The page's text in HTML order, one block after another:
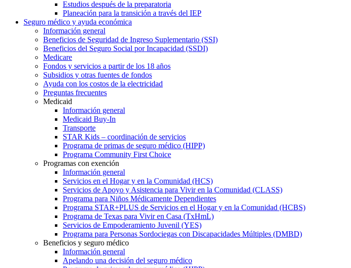
Estudios después de la preparatoria
Planeación para la transición a través del IEP
Seguro médico y ayuda económica
Información general
Beneficios de Seguridad de Ingreso Suplementario (SSI)
Beneficios del Seguro Social por Incapacidad (SSDI)
Medicare
Fondos y servicios a partir de los 18 años
Subsidios y otras fuentes de fondos
Ayuda con los costos de la electricidad
Preguntas frecuentes
Medicaid
Información general
Medicaid Buy-In
Transporte
STAR Kids – coordinación de servicios
Programa de primas de seguro médico (HIPP)
Programa Community First Choice
Programas con exención
Información general
Servicios en el Hogar y en la Comunidad (HCS)
Servicios de Apoyo y Asistencia para Vivir en la Comunidad (CLASS)
Programa para Niños Médicamente Dependientes
Programa STAR+PLUS de Servicios en el Hogar y en la Comunidad (HCBS)
Programa de Texas para Vivir en Casa (TxHmL)
Servicios de Empoderamiento Juvenil (YES)
Programa para Personas Sordociegas con Discapacidades Múltiples (DMBD)
Beneficios y seguro médico
Información general
Apelando una decisión del seguro médico